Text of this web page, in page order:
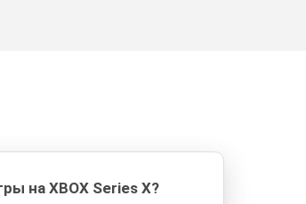
на XBOX Series X?